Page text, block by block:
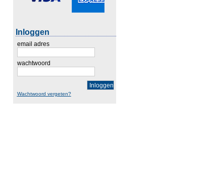
Inloggen
email adres
wachtwoord
Inloggen
Wachtwoord vergeten?